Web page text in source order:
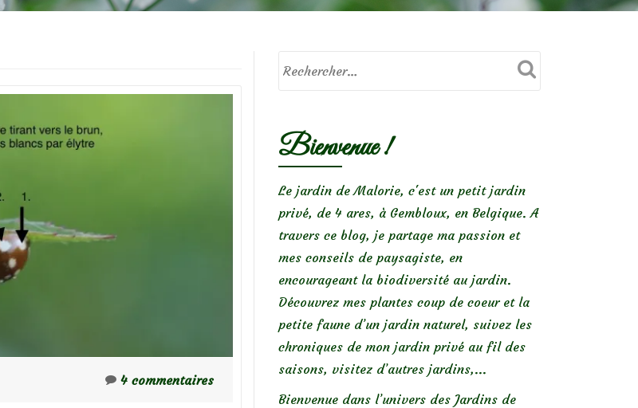
4 commentaires
Bienvenue !
Le jardin de Malorie, c'est un petit jardin
privé, de 4 ares, à Gembloux, en Belgique. A
travers ce blog, je partage ma passion et
mes conseils de paysagiste, en
encourageant la biodiversité au jardin.
Découvrez mes plantes coup de coeur et la
petite faune d’un jardin naturel, suivez les
chroniques de mon jardin privé au fil des
saisons, visitez d’autres jardins,...
Bienvenue dans l’univers des Jardins de